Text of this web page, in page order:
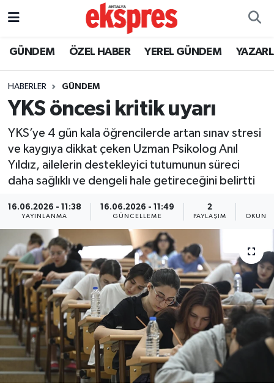
GÜNDEM ÖZEL HABER YEREL GÜNDEM
HABERLER GÜNDEM
YKS öncesi kritik uyarı
YKS’ye 4 gün kala öğrencilerde artan sınav stresi
ve kaygıya dikkat çeken Uzman Psikolog Anıl
Yıldız, ailelerin destekleyici tutumunun süreci
daha sağlıklı ve dengeli hale getireceğini belirtti
16.06.2026 - 11:38
YAYINLANMA
16.06.2026 - 11:49
GÜNCELLEME
2
PAYLAŞIM
ÖZEL HABER
YEREL GÜNDEM
EKONOMİ
KÜLTÜR - SANAT
SPOR
SİYASET
SAĞLIK
DÜNYA
EĞİTİM
TURİZM
Nöbetçi Eczaneler
Trafik Durumu
Süper Lig Puan Durumu ve Fikstür
Tüm Manşetler
Son Dakika Haberleri
Haber Arşivi